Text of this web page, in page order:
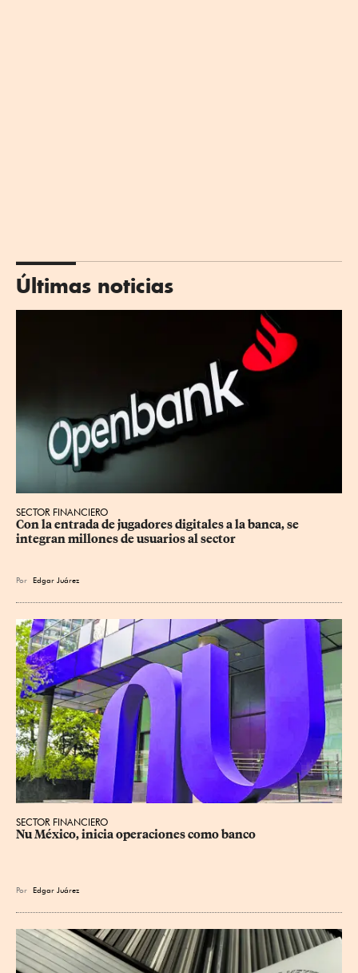
Últimas noticias
SECTOR FINANCIERO
Con la entrada de jugadores digitales a la banca, se
integran millones de usuarios al sector
Por Edgar Juárez
SECTOR FINANCIERO
Nu México, inicia operaciones como banco
Por Edgar Juárez